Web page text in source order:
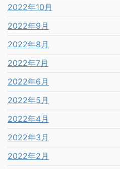
2022年10月
2022年9月
2022年8月
2022年7月
2022年6月
2022年5月
2022年4月
2022年3月
2022年2月